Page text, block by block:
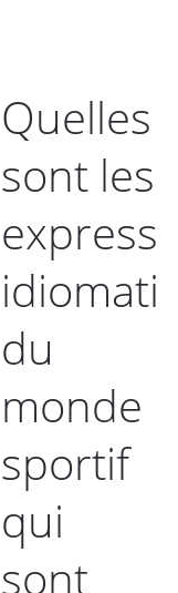
Quelles
sont les
du
monde
sportif
qui
sont